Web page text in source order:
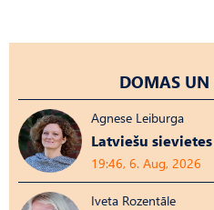
DOMAS UN
Agnese Leiburga
Latviešu
19:46, 6. Aug, 2026
Iveta Rozentāle